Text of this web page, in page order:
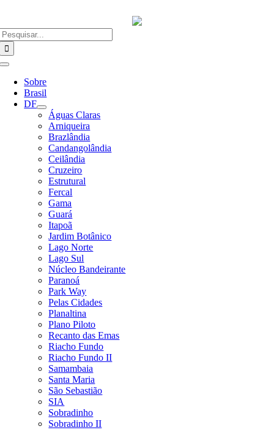
o
conteúdo
Alternar
Navegação
Sobre
Brasil
DF
Águas Claras
Arniqueira
Brazlândia
Candangolândia
Ceilândia
Cruzeiro
Estrutural
Fercal
Gama
Guará
Itapoã
Jardim Botânico
Lago Norte
Lago Sul
Núcleo Bandeirante
Paranoá
Park Way
Pelas Cidades
Planaltina
Plano Piloto
Recanto das Emas
Riacho Fundo
Riacho Fundo II
Samambaia
Santa Maria
São Sebastião
SIA
Sobradinho
Sobradinho II